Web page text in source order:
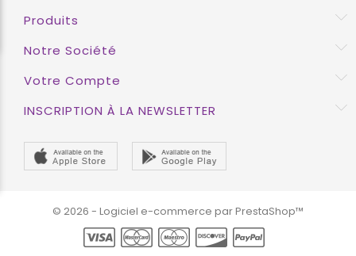
Produits
Notre Société
Votre Compte
INSCRIPTION À LA NEWSLETTER
© 2026 - Logiciel e-commerce par PrestaShop™